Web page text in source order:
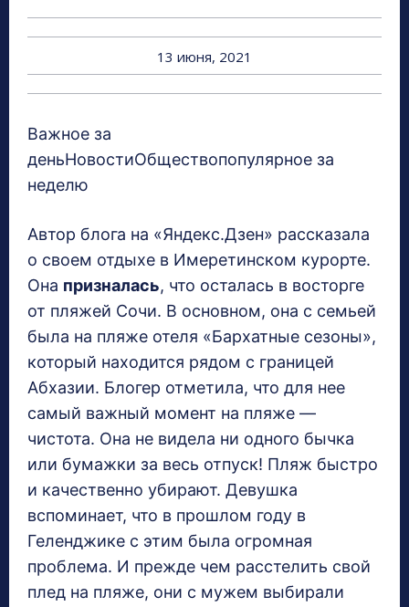
13 июня, 2021
Важное за
деньНовостиОбществопопулярное за
неделю
Автор блога на «Яндекс.Дзен» рассказала
о своем отдыхе в Имеретинском курорте.
Она призналась, что осталась в восторге
от пляжей Сочи. В основном, она с семьей
была на пляже отеля «Бархатные сезоны»,
который находится рядом с границей
Абхазии. Блогер отметила, что для нее
самый важный момент на пляже —
чистота. Она не видела ни одного бычка
или бумажки за весь отпуск! Пляж быстро
и качественно убирают. Девушка
вспоминает, что в прошлом году в
Геленджике с этим была огромная
проблема. И прежде чем расстелить свой
плед на пляже, они с мужем выбирали